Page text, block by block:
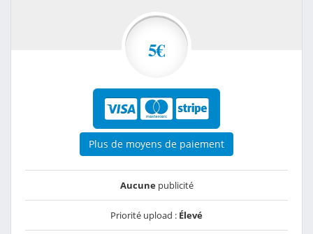
5€
Plus de moyens de paiement
Aucunepublicité
Priorité upload : Élevé